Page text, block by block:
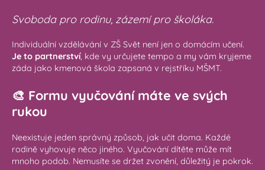
Svoboda pro rodinu, zázemí pro školáka.
Individuální vzdělávání v ZŠ Svět není jen o domácím učení.
Je to partnerství, kde vy určujete tempo a my vám kryjeme
záda jako kmenová škola zapsaná v rejstříku MŠMT.
🎨 Formu vyučování máte ve svých
rukou
Neexistuje jeden správný způsob, jak učit doma. Každé
rodině vyhovuje něco jiného. Vyučování dítěte může mít
mnoho podob. Nemusíte se držet zvonění, důležitý je pokrok.